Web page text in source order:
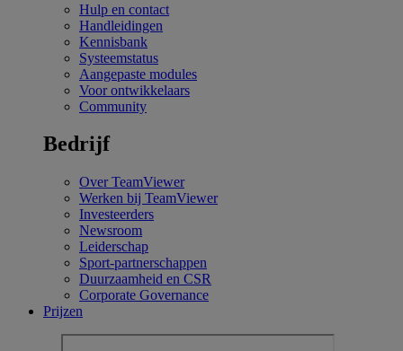
Hulp en contact
Handleidingen
Kennisbank
Systeemstatus
Aangepaste modules
Voor ontwikkelaars
Community
Bedrijf
Over TeamViewer
Werken bij TeamViewer
Investeerders
Newsroom
Leiderschap
Sport-partnerschappen
Duurzaamheid en CSR
Corporate Governance
Prijzen